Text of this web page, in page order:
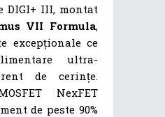
DIGI+ III, montat
VII Formula,
excepționale ce
ultra-
de cerințe.
NexFET
de peste 90%